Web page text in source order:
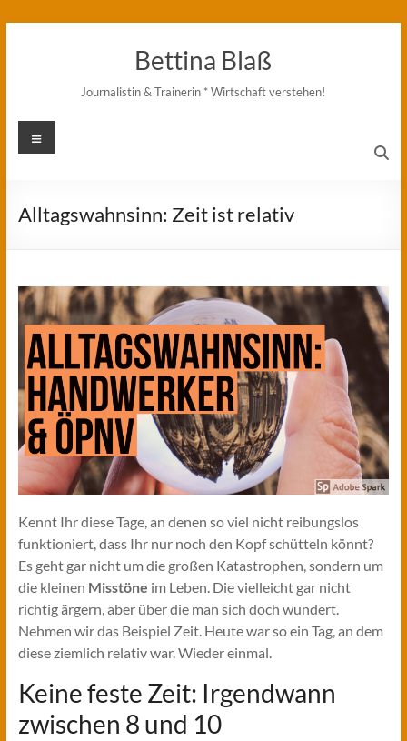
Bettina Blaß
Journalistin & Trainerin * Wirtschaft verstehen!
Menü
Alltagswahnsinn: Zeit ist relativ
Kennt Ihr diese Tage, an denen so viel nicht reibungslos
funktioniert, dass Ihr nur noch den Kopf schütteln könnt?
Es geht gar nicht um die großen Katastrophen, sondern um
die kleinen Misstöne im Leben. Die vielleicht gar nicht
richtig ärgern, aber über die man sich doch wundert.
Nehmen wir das Beispiel Zeit. Heute war so ein Tag, an dem
diese ziemlich relativ war. Wieder einmal.
Keine feste Zeit: Irgendwann
zwischen 8 und 10